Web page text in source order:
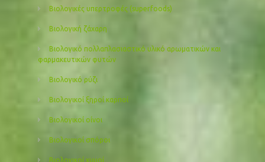
Βιολογικές υπερτροφές (superfoods)
Βιολογική ζάχαρη
Βιολογικό πολλαπλασιαστικό υλικό αρωματικών και
φαρμακευτικών φυτών
Βιολογικό ρύζι
Βιολογικοί ξηροί καρποί
Βιολογικοί οίνοι
Βιολογικοί σπόροι
Βιολογικοί χυμοί